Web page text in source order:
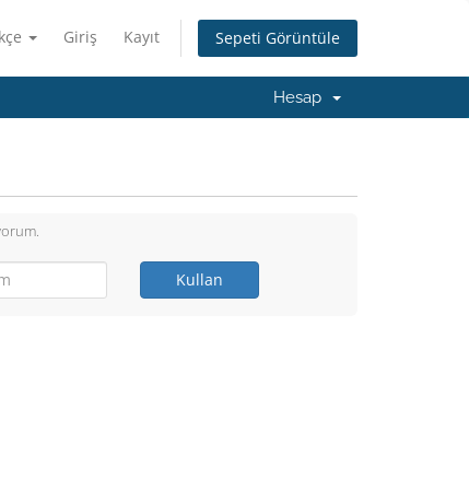
Giriş Kayıt Sepeti Görüntüle
Hesap
Kullan